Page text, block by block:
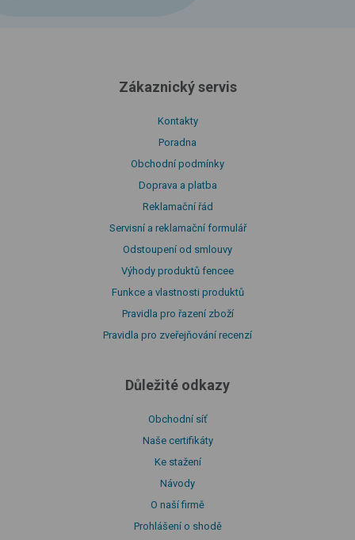
Zákaznický servis
Kontakty
Poradna
Obchodní podmínky
Doprava a platba
Reklamační řád
Servisní a reklamační formulář
Odstoupení od smlouvy
Výhody produktů fencee
Funkce a vlastnosti produktů
Pravidla pro řazení zboží
Pravidla pro zveřejňování recenzí
Důležité odkazy
Obchodní síť
Naše certifikáty
Ke stažení
Návody
O naší firmě
Prohlášení o shodě